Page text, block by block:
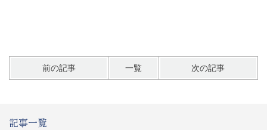
前の記事 一覧 次の記事
記事一覧